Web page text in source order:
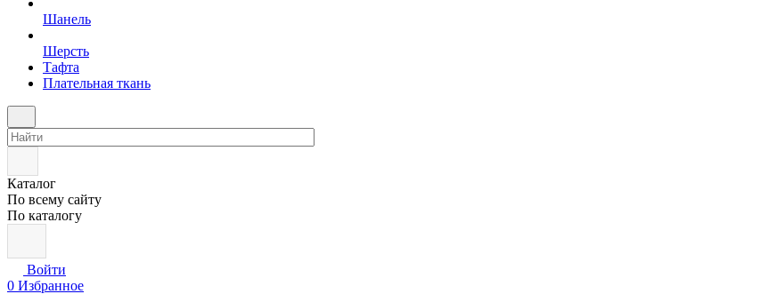
Шанель
Шерсть
Тафта
Плательная ткань
Каталог
По всему сайту
По каталогу
Войти
0 Избранное